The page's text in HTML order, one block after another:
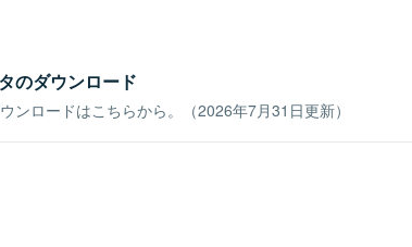
のダウンロード
ンロードはこちらから。（2026年7月31日更新）